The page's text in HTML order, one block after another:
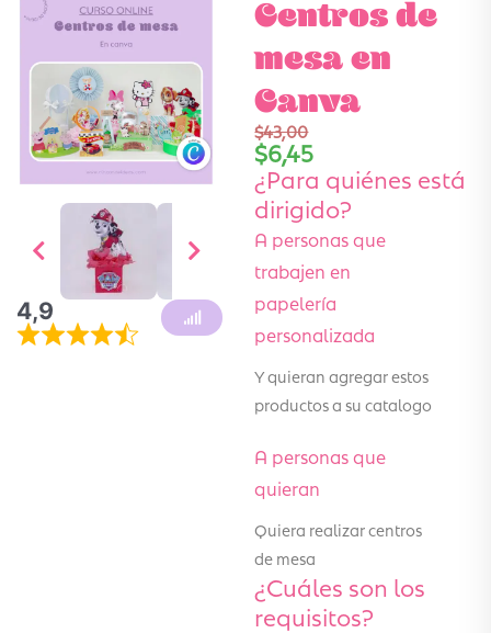
4,9
Centros de
mesa en
Canva
$43,00
$6,45
¿Para quiénes está
dirigido?
A personas que
trabajen en
papelería
personalizada
Y quieran agregar estos
productos a su catalogo
A personas que
quieran
Quiera realizar centros
de mesa
¿Cuáles son los
requisitos?